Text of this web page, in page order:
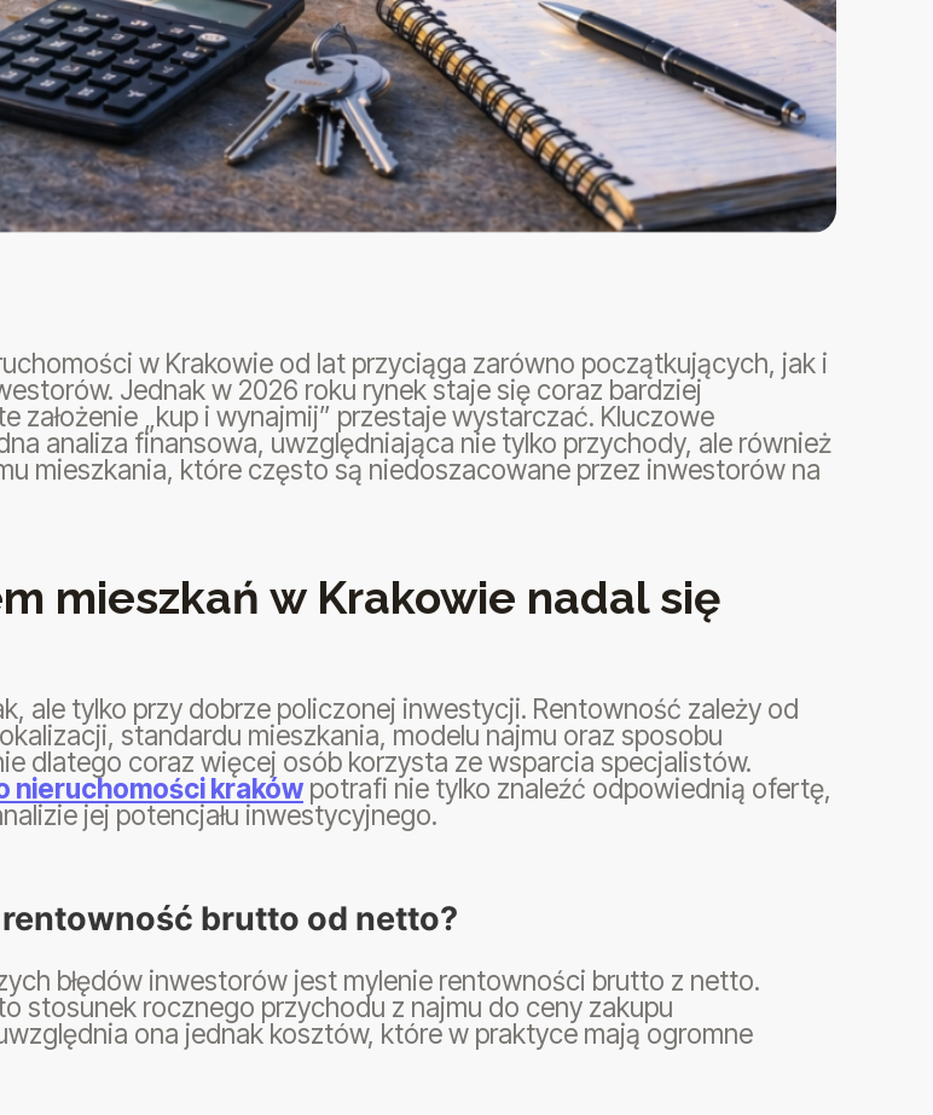
w Krakowie od lat przyciąga zarówno początkujących, jak i
Jednak w 2026 roku rynek staje się coraz bardziej
założenie „kup i wynajmij” przestaje wystarczać. Kluczowe
analiza finansowa, uwzględniająca nie tylko przychody, ale również
mieszkania, które często są niedoszacowane przez inwestorów na
mieszkań w Krakowie nadal się
ale tylko przy dobrze policzonej inwestycji. Rentowność zależy od
standardu mieszkania, modelu najmu oraz sposobu
dlatego coraz więcej osób korzysta ze wsparcia specjalistów.
nieruchomości kraków potrafi nie tylko znaleźć odpowiednią ofertę,
jej potencjału inwestycyjnego.
brutto od netto?
błędów inwestorów jest mylenie rentowności brutto z netto.
stosunek rocznego przychodu z najmu do ceny zakupu
ona jednak kosztów, które w praktyce mają ogromne